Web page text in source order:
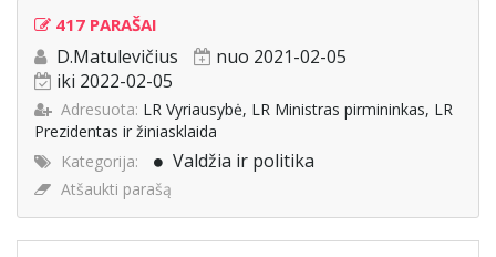
417 PARAŠAI
D.Matulevičius
nuo 2021-02-05
iki 2022-02-05
Adresuota: LR Vyriausybė, LR Ministras pirmininkas, LR
Prezidentas ir žiniasklaida
Kategorija:
Valdžia ir politika
Atšaukti parašą